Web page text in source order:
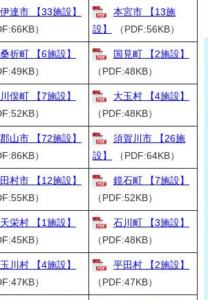
伊達市 【33施設】
）
本宮市 【13施
設】
（PDF:56KB）
桑折町 【6施設】
）
国見町 【2施設】
（PDF:48KB）
川俣町 【7施設】
）
大玉村 【4施設】
（PDF:48KB）
郡山市 【72施設】
）
須賀川市 【26施
設】
（PDF:64KB）
田村市 【12施設】
）
鏡石町 【7施設】
（PDF:52KB）
天栄村 【1施設】
）
石川町 【3施設】
（PDF:48KB）
玉川村 【4施設】
）
平田村 【2施設】
（PDF:47KB）